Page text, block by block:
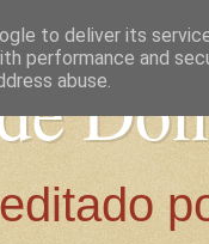
to deliver its
performance and
abuse.